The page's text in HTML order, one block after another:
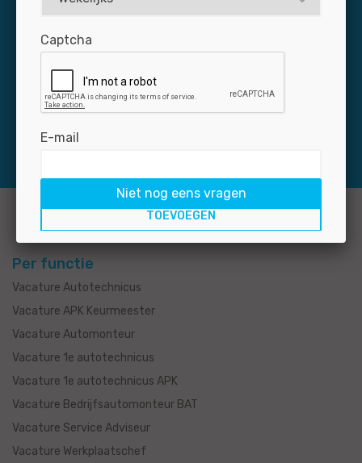
Dagelijks zijn zo’n 3.000 professionals via Jobmotive
op naar zoek naar een baan in de autobranche. Mis uw
nieuwe medewerker niet: plaats uw vacature snel en
voordelig op de grootste banensite voor de branche.
Per functie
Vacature Autotechnicus
Vacature APK Keurmeester
Vacature Automonteur
Vacature 1e autotechnicus
Vacature 1e autotechnicus APK
Vacature Bedrijfsautomonteur BAT
Vacature Service Adviseur
Vacature Werkplaatschef
Captcha
E-mail
Niet nog eens vragen